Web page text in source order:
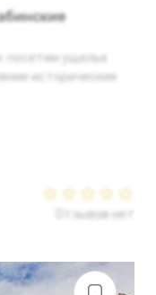
посетим ущелья
исторические
Отзывов нет